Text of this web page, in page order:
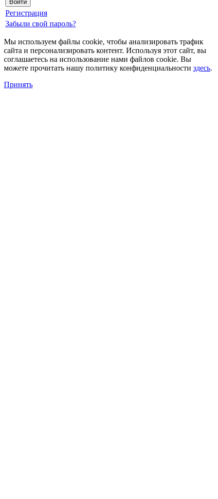
Регистрация
Забыли свой пароль?
Мы используем файлы cookie, чтобы анализировать трафик
сайта и персонализировать контент. Используя этот сайт, вы
соглашаетесь на использование нами файлов cookie. Вы
можете прочитать нашу политику конфиденциальности здесь.
Принять